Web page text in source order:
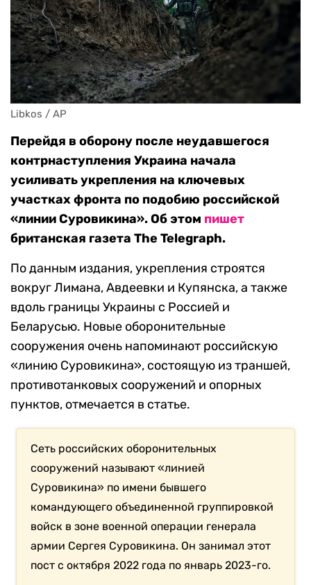
Libkos / AP
Перейдя в оборону после неудавшегося
контрнаступления Украина начала
усиливать укрепления на ключевых
участках фронта по подобию российской
«линии Суровикина». Об этом пишет
британская газета The Telegraph.
По данным издания, укрепления строятся
вокруг Лимана, Авдеевки и Купянска, а также
вдоль границы Украины с Россией и
Беларусью. Новые оборонительные
сооружения очень напоминают российскую
«линию Суровикина», состоящую из траншей,
противотанковых сооружений и опорных
пунктов, отмечается в статье.
Сеть российских оборонительных
сооружений называют «линией
Суровикина» по имени бывшего
командующего объединенной группировкой
войск в зоне военной операции генерала
армии Сергея Суровикина. Он занимал этот
пост с октября 2022 года по январь 2023-го.